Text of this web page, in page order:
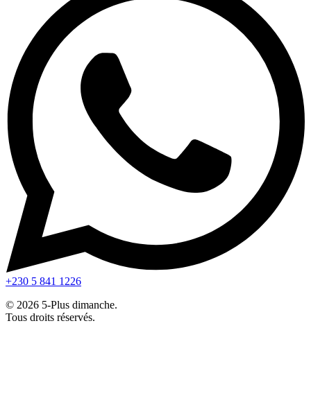
+230 5 841 1226
© 2026 5-Plus dimanche.
Tous droits réservés.